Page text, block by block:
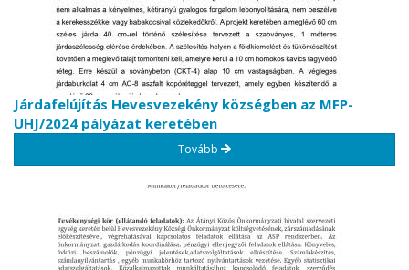
Járdafelújítás Hevesvezekény községben az MFP-
UHJ/2024 pályázat keretében
Tovább